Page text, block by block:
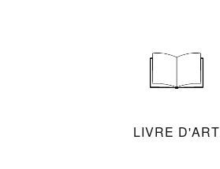
LIVRE D'ART